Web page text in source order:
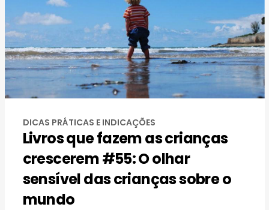
DICAS PRÁTICAS E INDICAÇÕES
Livros que fazem as crianças
crescerem #55: O olhar
sensível das crianças sobre o
mundo